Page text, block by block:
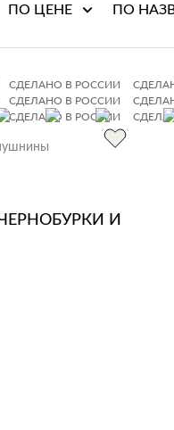
ПО ЦЕНЕ ПО
СДЕЛАНО В РОССИИ
СДЕЛАНО В РОССИИ
СДЕЛАНО В РОССИИ
И